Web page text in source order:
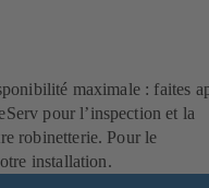
maximale : faites
pour l’inspection et la
robinetterie. Pour le
installation.